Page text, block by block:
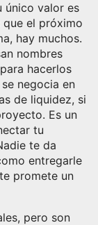
único valor es
que el próximo
hay muchos.
nombres
hacerlos
negocia en
de liquidez, si
Es un
tu
te da
entregarle
promete un
pero son